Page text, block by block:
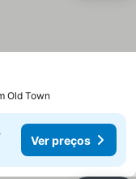
Old Town
Ver preços